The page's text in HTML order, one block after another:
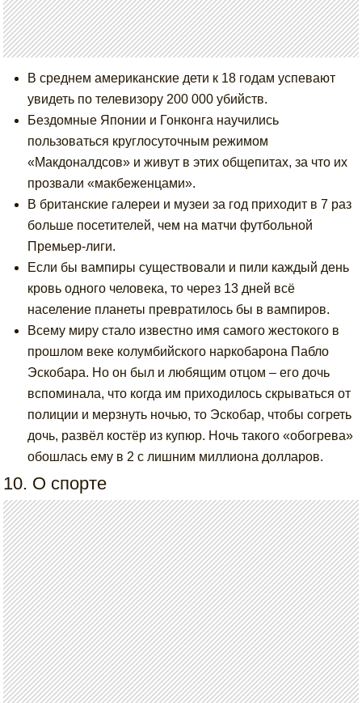
В среднем американские дети к 18 годам успевают
увидеть по телевизору 200 000 убийств.
Бездомные Японии и Гонконга научились
пользоваться круглосуточным режимом
«Макдоналдсов» и живут в этих общепитах, за что их
прозвали «макбеженцами».
В британские галереи и музеи за год приходит в 7 раз
больше посетителей, чем на матчи футбольной
Премьер-лиги.
Если бы вампиры существовали и пили каждый день
кровь одного человека, то через 13 дней всё
население планеты превратилось бы в вампиров.
Всему миру стало известно имя самого жестокого в
прошлом веке колумбийского наркобарона Пабло
Эскобара. Но он был и любящим отцом – его дочь
вспоминала, что когда им приходилось скрываться от
полиции и мерзнуть ночью, то Эскобар, чтобы согреть
дочь, развёл костёр из купюр. Ночь такого «обогрева»
обошлась ему в 2 с лишним миллиона долларов.
10. О спорте